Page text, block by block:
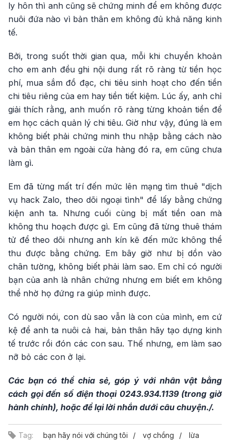
ly hôn thì anh cũng sẽ chứng minh để em không được
nuôi đứa nào vì bản thân em không đủ khả năng kinh
tế.
Bởi, trong suốt thời gian qua, mỗi khi chuyển khoản
cho em anh đều ghi nội dung rất rõ ràng từ tiền học
phí, mua sắm đồ đạc, chi tiêu sinh hoạt cho đến tiền
chi tiêu riêng của em hay tiền tiết kiệm. Lúc ấy, anh chỉ
giải thích rằng, anh muốn rõ ràng từng khoản tiền để
em học cách quản lý chi tiêu. Giờ như vậy, đúng là em
không biết phải chứng minh thu nhập bằng cách nào
và bản thân em ngoài cửa hàng đó ra, em cũng chưa
làm gì.
Em đã từng mất trí đến mức lên mạng tìm thuê "dịch
vụ hack Zalo, theo dõi ngoại tình" để lấy bằng chứng
kiện anh ta. Nhưng cuối cùng bị mất tiền oan mà
không thu hoạch được gì. Em cũng đã từng thuê thám
tử để theo dõi nhưng anh kín kẽ đến mức không thể
thu được bằng chứng. Em bây giờ như bị dồn vào
chân tường, không biết phải làm sao. Em chỉ có người
bạn của anh là nhân chứng nhưng em biết em không
thể nhờ họ đứng ra giúp mình được.
Có người nói, con dù sao vẫn là con của mình, em cứ
kệ để anh ta nuôi cả hai, bản thân hãy tạo dựng kinh
tế trước rồi đón các con sau. Thế nhưng, em làm sao
nỡ bỏ các con ở lại.
Các bạn có thể chia sẻ, góp ý với nhân vật bằng
cách gọi đến số điện thoại 0243.934.1139 (trong giờ
hành chính), hoặc để lại lời nhắn dưới câu chuyện./.
Tag: bạn hãy nói với chúng tôi vợ chồng lừa